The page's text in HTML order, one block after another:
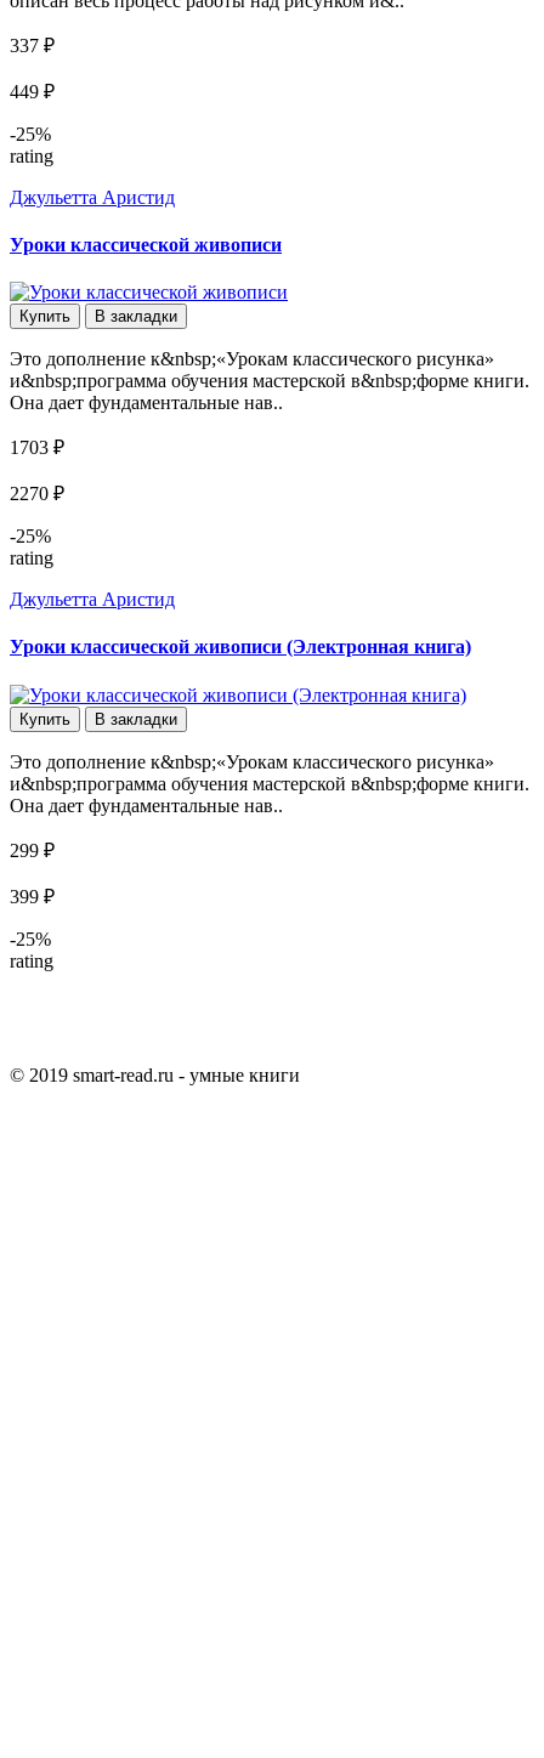
337 ₽
449 ₽
-25%
rating
Джульетта Аристид
Уроки классической живописи
Купить В закладки
Это дополнение к&nbsp;«Урокам классического рисунка»
и&nbsp;программа обучения мастерской в&nbsp;форме книги.
Она дает фундаментальные нав..
1703 ₽
2270 ₽
-25%
rating
Джульетта Аристид
Уроки классической живописи (Электронная книга)
Купить В закладки
Это дополнение к&nbsp;«Урокам классического рисунка»
и&nbsp;программа обучения мастерской в&nbsp;форме книги.
Она дает фундаментальные нав..
299 ₽
399 ₽
-25%
rating
© 2019 smart-read.ru - умные книги